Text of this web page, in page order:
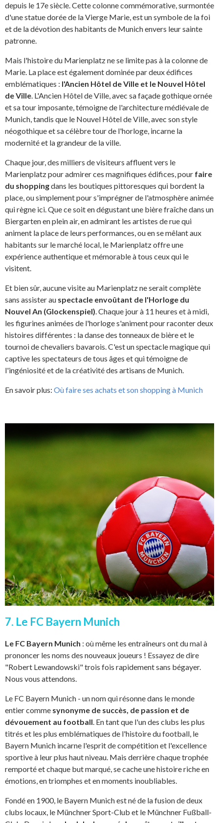
depuis le 17e siècle. Cette colonne commémorative, surmontée
d'une statue dorée de la Vierge Marie, est un symbole de la foi
et de la dévotion des habitants de Munich envers leur sainte
patronne.
Mais l'histoire du Marienplatz ne se limite pas à la colonne de
Marie. La place est également dominée par deux édifices
emblématiques : l'Ancien Hôtel de Ville et le Nouvel Hôtel
de Ville. L'Ancien Hôtel de Ville, avec sa façade gothique ornée
et sa tour imposante, témoigne de l'architecture médiévale de
Munich, tandis que le Nouvel Hôtel de Ville, avec son style
néogothique et sa célèbre tour de l'horloge, incarne la
modernité et la grandeur de la ville.
Chaque jour, des milliers de visiteurs affluent vers le
Marienplatz pour admirer ces magnifiques édifices, pour faire
du shoppingdans les boutiques pittoresques qui bordent la
place, ou simplement pour s'imprégner de l'atmosphère animée
qui règne ici. Que ce soit en dégustant une bière fraîche dans un
Biergarten en plein air, en admirant les artistes de rue qui
animent la place de leurs performances, ou en se mêlant aux
habitants sur le marché local, le Marienplatz offre une
expérience authentique et mémorable à tous ceux qui le
visitent.
Et bien sûr, aucune visite au Marienplatz ne serait complète
sans assister au spectacle envoûtant de l'Horloge du
Nouvel An (Glockenspiel). Chaque jour à 11 heures et à midi,
les figurines animées de l'horloge s'animent pour raconter deux
histoires différentes : la danse des tonneaux de bière et le
tournoi de chevaliers bavarois. C'est un spectacle magique qui
captive les spectateurs de tous âges et qui témoigne de
l'ingéniosité et de la créativité des artisans de Munich.
En savoir plus: Où faire ses achats et son shopping à Munich
7. Le FC Bayern Munich
Le FC Bayern Munich : où même les entraîneurs ont du mal à
prononcer les noms des nouveaux joueurs ! Essayez de dire
"Robert Lewandowski" trois fois rapidement sans bégayer.
Nous vous attendons.
Le FC Bayern Munich - un nom qui résonne dans le monde
entier comme synonyme de succès, de passion et de
dévouement au football . En tant que l'un des clubs les plus
titrés et les plus emblématiques de l'histoire du football, le
Bayern Munich incarne l'esprit de compétition et l'excellence
sportive à leur plus haut niveau. Mais derrière chaque trophée
remporté et chaque but marqué, se cache une histoire riche en
émotions, en triomphes et en moments inoubliables.
Fondé en 1900, le Bayern Munich est né de la fusion de deux
clubs locaux, le Münchner Sport-Club et le Münchner Fußball-